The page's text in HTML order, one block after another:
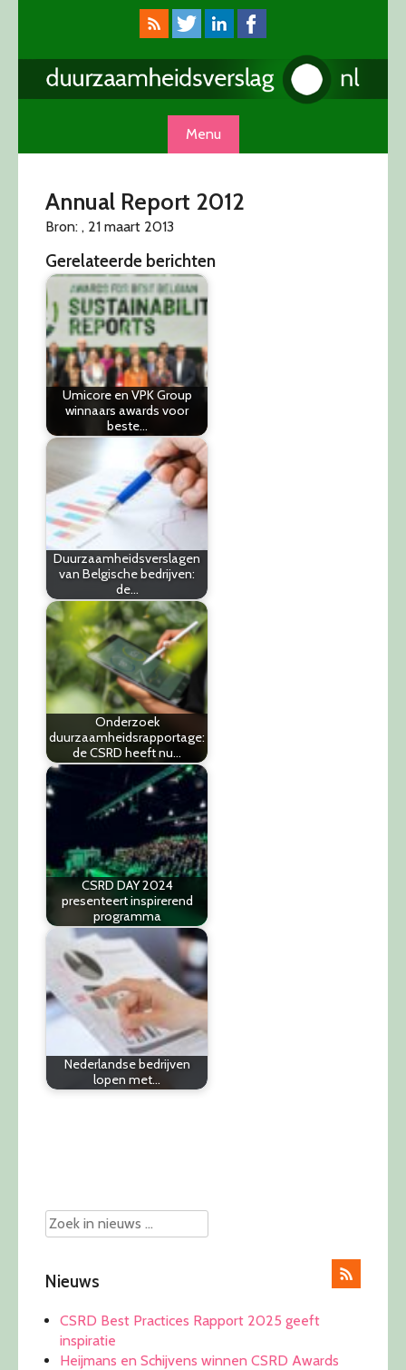
Menu
Annual Report 2012
Bron: , 21 maart 2013
Gerelateerde berichten
Umicore en VPK Group
winnaars awards voor
beste…
Duurzaamheidsverslagen
van Belgische bedrijven:
de…
Onderzoek
duurzaamheidsrapportage:
de CSRD heeft nu…
CSRD DAY 2024
presenteert inspirerend
programma
Nederlandse bedrijven
lopen met…
Nieuws
CSRD Best Practices Rapport 2025 geeft
inspiratie
Heijmans en Schijvens winnen CSRD Awards